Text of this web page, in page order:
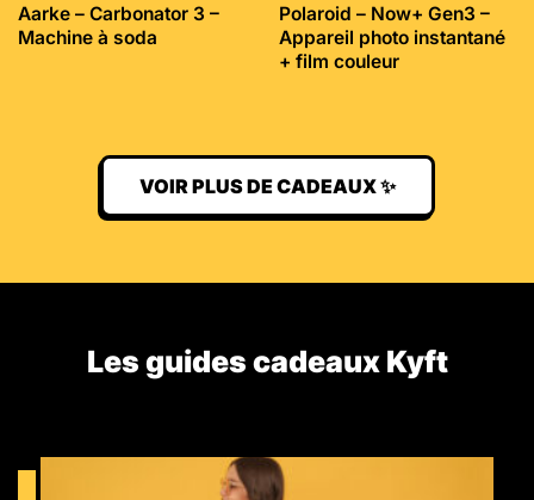
Aarke – Carbonator 3 –
Machine à soda
Polaroid – Now+ Gen3 –
Appareil photo instantané
+ film couleur
VOIR PLUS DE CADEAUX ✨
Les guides cadeaux Kyft​